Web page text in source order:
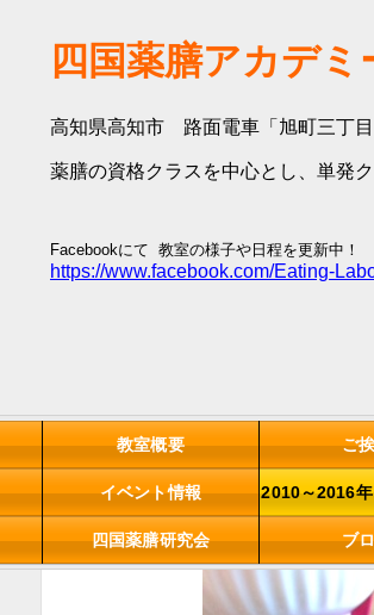
四国薬膳アカデ
高知県高知市 路面電車「旭町三丁
薬膳の資格クラスを中心とし、単発
Facebookにて 教室の様子や日程を更新中！
https://www.facebook.com/Eating-
教室概要 ご
イベント情報 2010～2016
四国薬膳研究会 ブ